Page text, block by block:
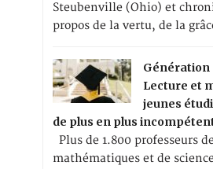
Steubenville (Ohio) et
propos de la vertu, de la
Génération
Lecture et
jeunes
de plus en plus
Plus de 1.800 professeurs
mathématiques et de